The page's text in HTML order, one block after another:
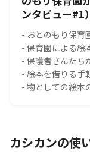
ンタビュー#1）
- おとのもり保育
- 保育園による絵
- 保護者さんたち
- 絵本を借りる手
- 物としての絵本
カシカンの使